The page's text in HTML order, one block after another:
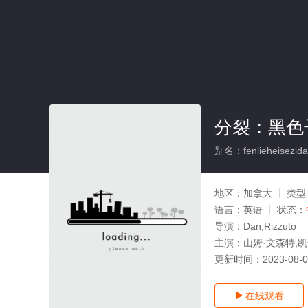
分裂：黑
别名：
地区： 加拿大
类型
语言： 英语 状态：
导演： Dan,Rizzuto
主演： 山姆·文森特,
更新时间： 2023-08-
 在线观看